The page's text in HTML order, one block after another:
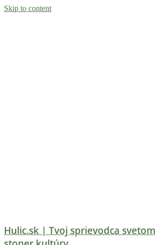
Skip to content
Hulic.sk | Tvoj sprievodca